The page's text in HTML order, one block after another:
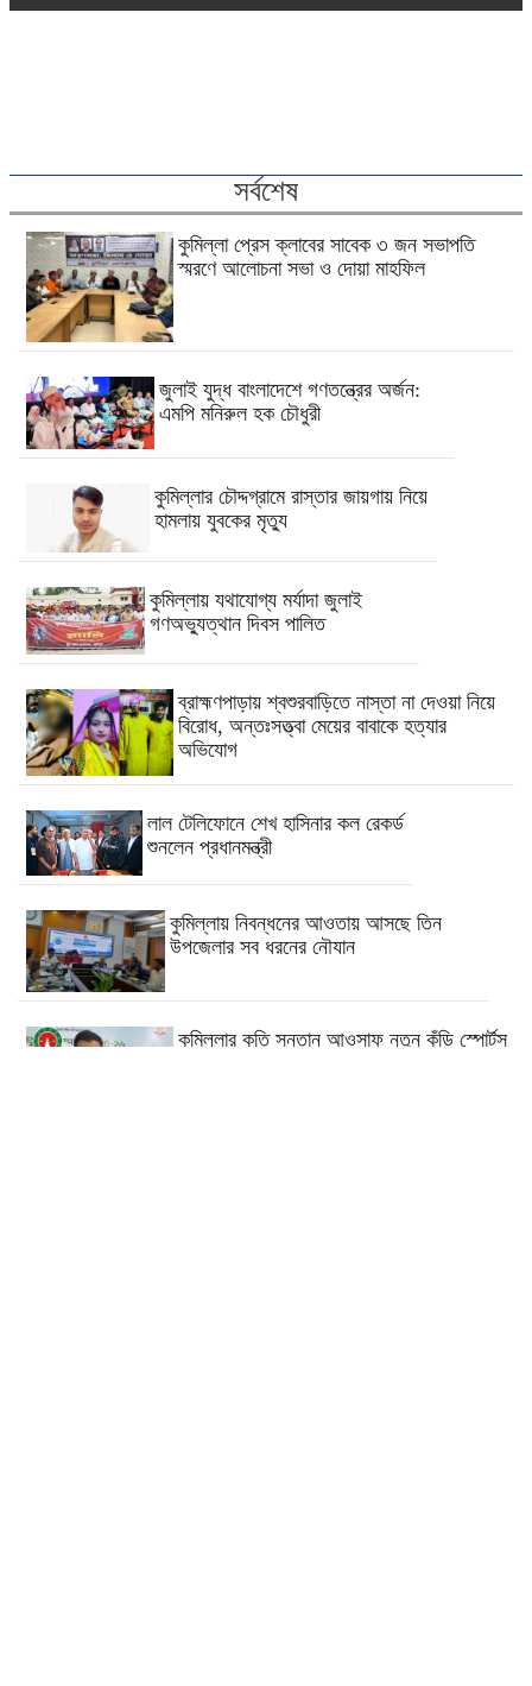
সর্বশেষ
কুমিল্লা প্রেস ক্লাবের সাবেক ৩ জন সভাপতি
স্মরণে আলোচনা সভা ও দোয়া মাহফিল
জুলাই যুদ্ধ বাংলাদেশে গণতন্ত্রের অর্জন:
এমপি মনিরুল হক চৌধুরী
কুমিল্লার চৌদ্দগ্রামে রাস্তার জায়গায় নিয়ে
হামলায় যুবকের মৃত্যু
কুমিল্লায় যথাযোগ্য মর্যাদা জুলাই
গণঅভ্যুত্থান দিবস পালিত
ব্রাহ্মণপাড়ায় শ্বশুরবাড়িতে নাস্তা না দেওয়া নিয়ে
বিরোধ, অন্তঃসত্ত্বা মেয়ের বাবাকে হত্যার
অভিযোগ
লাল টেলিফোনে শেখ হাসিনার কল রেকর্ড
শুনলেন প্রধানমন্ত্রী
কুমিল্লায় নিবন্ধনের আওতায় আসছে তিন
উপজেলার সব ধরনের নৌযান
কুমিল্লার কৃতি সন্তান আওসাফ নতুন কুঁড়ি স্পোর্টস